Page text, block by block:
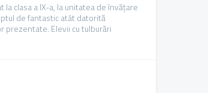
clasa a IX-a, la unitatea de învățare
de fantastic atât datorită
prezentate. Elevii cu tulburări